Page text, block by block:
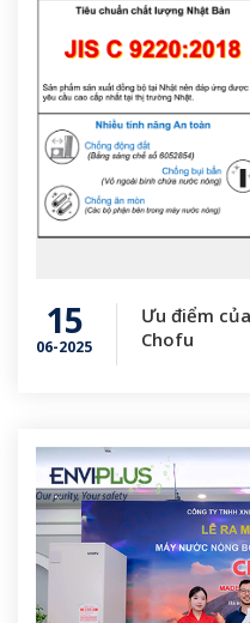
15
06-2025
Ưu điểm
Chofu